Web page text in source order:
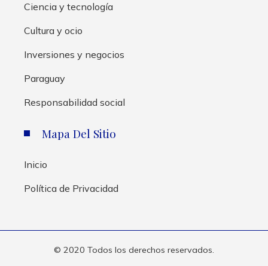
Ciencia y tecnología
Cultura y ocio
Inversiones y negocios
Paraguay
Responsabilidad social
Mapa Del Sitio
Inicio
Política de Privacidad
© 2020 Todos los derechos reservados.